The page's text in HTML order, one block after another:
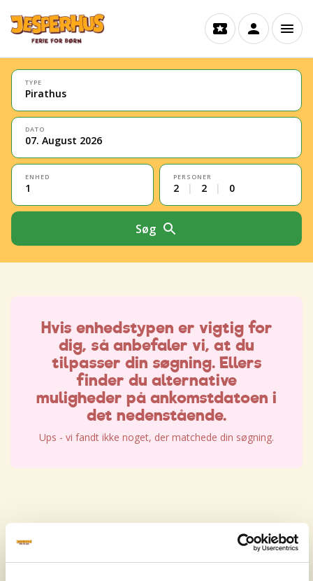
TYPE
Pirathus
DATO
07. August 2026
ENHED
1
PERSONER
2 | 2 | 0
Søg
Hvis enhedstypen er vigtig for
dig, så anbefaler vi, at du
tilpasser din søgning. Ellers
finder du alternative
muligheder på ankomstdatoen i
det nedenstående.
Ups - vi fandt ikke noget, der matchede din søgning.
Hvis enhedstypen er vigtig for